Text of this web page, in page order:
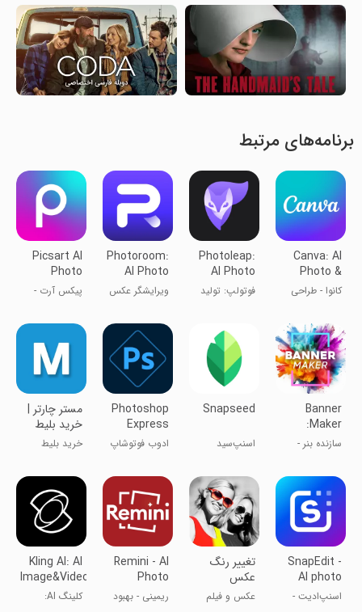
برنامه‌های مرتبط
Canva: AI
Photo &
Video
Editor
کانوا - طراحی
Photoleap:
AI Photo
Generator
فوتولپ: تولید
Photoroom:
AI Photo
Editor
ویرایشگر عکس
Picsart AI
Photo
Editor,
Video
پیکس آرت -
فیلم
Banner
Maker:
طراحی بنر
سازنده بنر -
Snapseed
اسنپ‌سید
Photoshop
Express
Photo
Editor
ادوب فوتو‌شاپ
مستر چارتر |
خرید بلیط
هواپیما
خرید بلیط
SnapEdit -
AI photo
editor
اسنپ‌ادیت -
‏تغییر رنگ
عکس
عکس و فیلم
Remini - AI
Photo
Enhancer
ریمینی - بهبود
Kling AI: AI
Image&Video
Maker کلینگ AI: